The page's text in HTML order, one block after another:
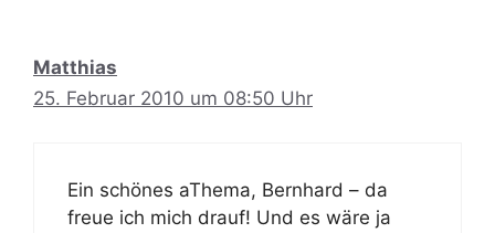
Matthias
25. Februar 2010 um 08:50 Uhr
Ein schönes aThema, Bernhard – da
freue ich mich drauf! Und es wäre ja